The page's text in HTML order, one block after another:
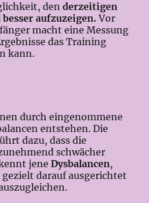
den derzeitigen
aufzuzeigen. Vor
macht eine Messung
das Training
kann.
durch eingenommene
entstehen. Die
dazu, dass die
schwächer
jene Dysbalancen,
darauf ausgerichtet